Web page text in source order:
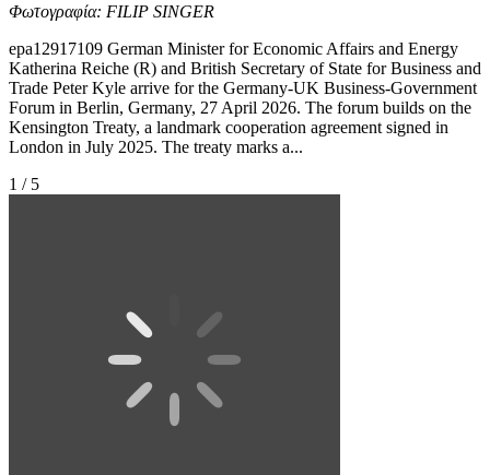
Φωτογραφία: FILIP SINGER
epa12917109 German Minister for Economic Affairs and Energy
Katherina Reiche (R) and British Secretary of State for Business and
Trade Peter Kyle arrive for the Germany-UK Business-Government
Forum in Berlin, Germany, 27 April 2026. The forum builds on the
Kensington Treaty, a landmark cooperation agreement signed in
London in July 2025. The treaty marks a...
1 / 5